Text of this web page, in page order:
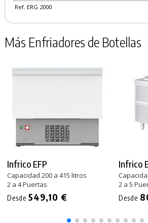
Ref. ERG 2000
Más Enfriadores de Botellas
Infrico EFP
Capacidad 200 a 415 litros
2 a 4 Puertas
Desde 549,10 €
Infrico
2 a 5
Desde